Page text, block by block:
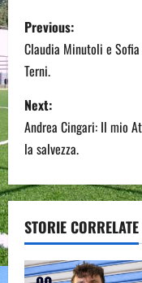
P
o
s
t
n
a
v
i
Previous:
Claudia Minutoli e
Terni.
Next:
Andrea Cingari: Il mio
la salvezza.
STORIE CORRELATE